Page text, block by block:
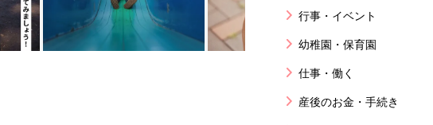
行事・イベント
幼稚園・保育園
仕事・働く
産後のお金・手続き